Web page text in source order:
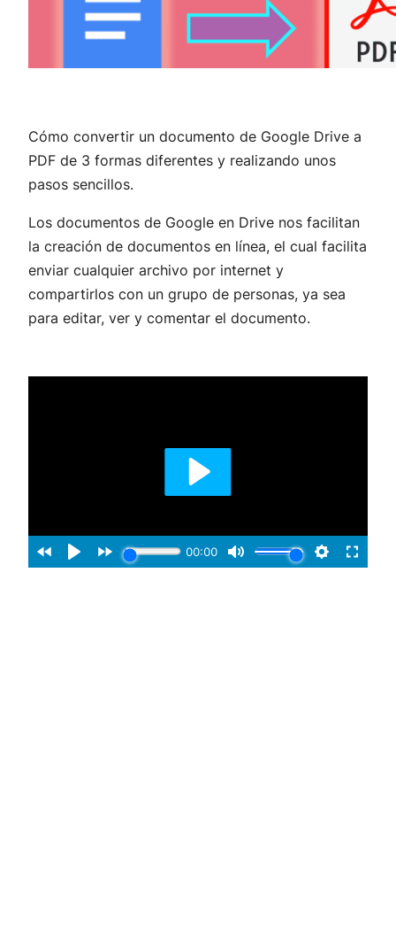
Cómo convertir un documento de Google Drive a
PDF de 3 formas diferentes y realizando unos
pasos sencillos.
Los documentos de Google en Drive nos facilitan
la creación de documentos en línea, el cual facilita
enviar cualquier archivo por internet y
compartirlos con un grupo de personas, ya sea
para editar, ver y comentar el documento.